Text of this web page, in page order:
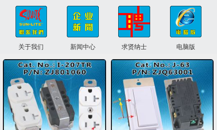
关于我们 新闻中心 求贤纳士 电脑版